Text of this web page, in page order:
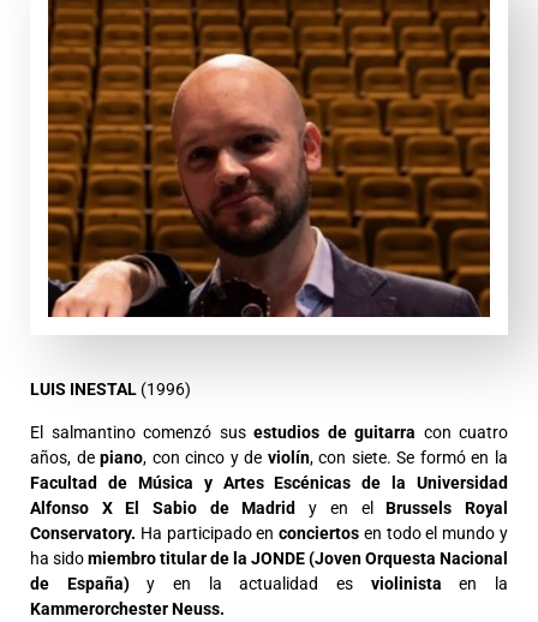
LUIS INESTAL (1996)
El salmantino comenzó susestudios de guitarra con cuatro
años, depiano, con cinco y de violín, con siete. Se formó en la
Facultad de Música y Artes Escénicas de la Universidad
Alfonso X El Sabio de Madridy en elBrussels Royal
Conservatory. Ha participado enconciertos en todo el mundo y
ha sidomiembro titular de la JONDE (Joven Orquesta Nacional
de España)y en la actualidad es violinistaen la
Kammerorchester Neuss.